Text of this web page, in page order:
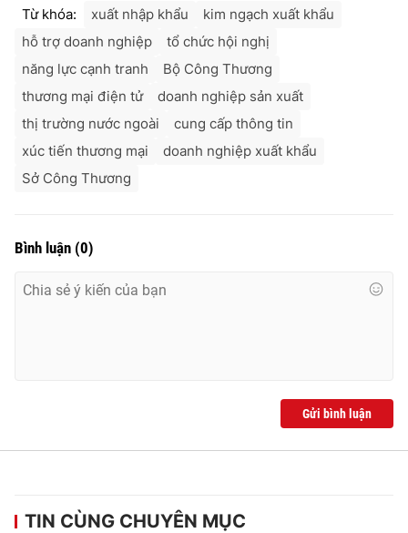
Từ khóa: xuất nhập khẩu
kim ngạch xuất khẩu
hỗ trợ doanh nghiệp
tổ chức hội nghị
năng lực cạnh tranh
Bộ Công Thương
thương mại điện tử
doanh nghiệp sản xuất
thị trường nước ngoài
cung cấp thông tin
xúc tiến thương mại
doanh nghiệp xuất khẩu
Sở Công Thương
Bình luận (0)
Gửi bình luận
TIN CÙNG CHUYÊN MỤC